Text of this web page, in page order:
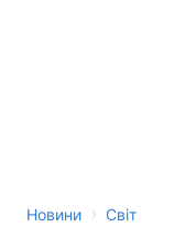
Новини › Світ